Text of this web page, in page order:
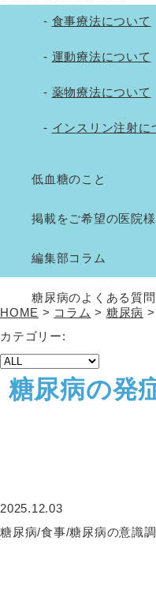
食事療法について
運動療法について
薬物療法について
インスリン注射に
低血糖のこと
掲載をご希望の医院
編集部コラム
糖尿病のよくある質問
HOME > コラム > 糖尿病
カテゴリー:
糖尿病の発
2025.12.03
糖尿病/食事/糖尿病の意識